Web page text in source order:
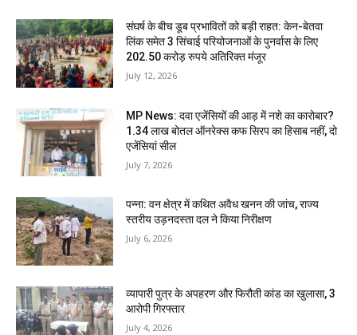
संघर्ष के बीच डूब प्रभावितों को बड़ी राहत: केन-बेतवा
लिंक समेत 3 सिंचाई परियोजनाओं के पुनर्वास के लिए
202.50 करोड़ रुपये अतिरिक्त मंजूर
July 12, 2026
MP News: दवा एजेंसियों की आड़ में नशे का कारोबार?
1.34 लाख बोतल ऑनरेक्स कफ सिरप का हिसाब नहीं, दो
एजेंसियां सील
July 7, 2026
पन्ना: वन क्षेत्र में कथित अवैध खनन की जांच, राज्य
स्तरीय उड़नदस्ता दल ने किया निरीक्षण
July 6, 2026
व्यापारी पुत्र के अपहरण और फिरौती कांड का खुलासा, 3
आरोपी गिरफ्तार
July 4, 2026